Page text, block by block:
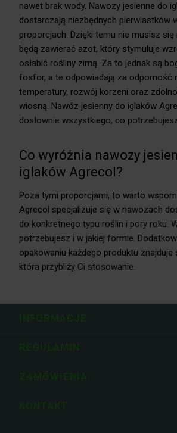
nawet brak wody. Nawozy jesienne do
dostarczają niezbędnych pierwiastków
proporcjach. Dzięki temu nie musisz się
będą zawierać azot, który stymuluje
osłabić rośliny zimą. Za to jednak są
fosfor, a te odpowiadają za odporność
temperatury, rozwój korzeni oraz
wiosną. Nawóz jesienny do iglaków
dosłownie wszystkiego, co
Co wyróżnia nawozy
iglaków Agrecol?
Poza tymi proporcjami, to warto
Agrecol specjalizuje się w nawozach
do konkretnego typu roślin i pory roku.
potrzebujesz i w jakiej formie.
opakowaniu każdego produktu znajduje
która przybliży Ci stosowanie.